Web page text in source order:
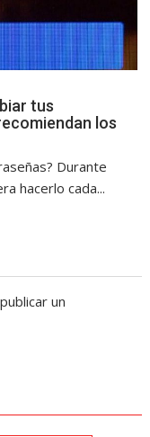
tus
los
Durante
hacerlo cada...
un